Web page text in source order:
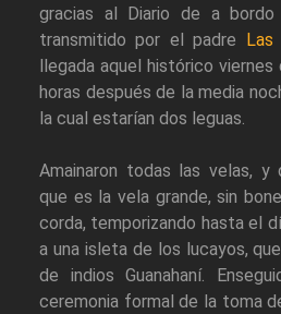
gracias al Diario de a
transmitido por el padre
Las
llegada aquel histórico
horas después de la media
la cual estarían dos leguas.
Amainaron todas las velas,
que es la vela grande, sin
corda, temporizando hasta el
a una isleta de los lucayos,
de indios Guanahaní.
ceremonia formal de la toma